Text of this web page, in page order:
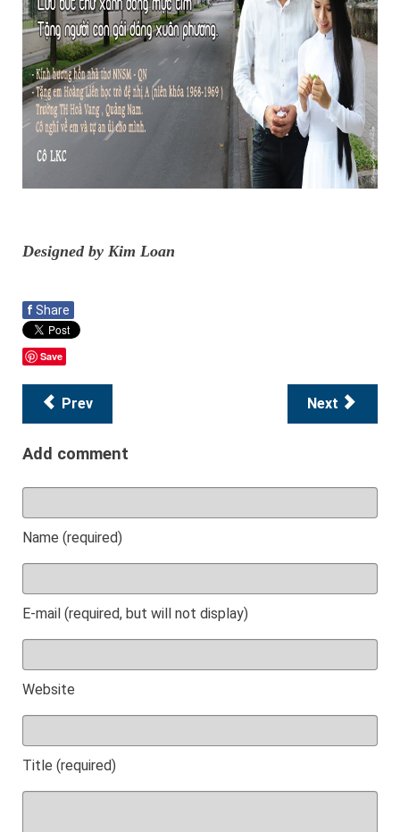
Designed by Kim Loan
f Share
Save
Prev Next
Add comment
Name (required)
E-mail (required, but will not display)
Website
Title (required)